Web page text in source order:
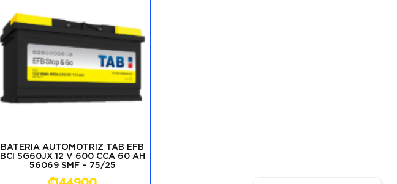
BATERIA AUTOMOTRIZ TAB EFB
BCI SG60JX 12 V 600 CCA 60 AH
56069 SMF – 75/25